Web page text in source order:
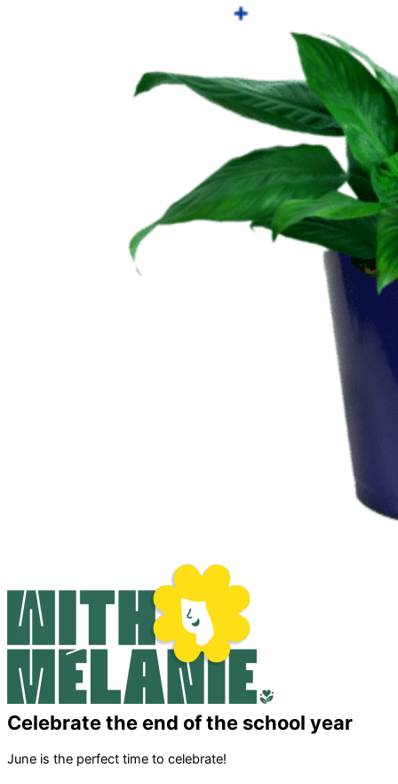
Celebrate the end of the school year
June is the perfect time to celebrate!